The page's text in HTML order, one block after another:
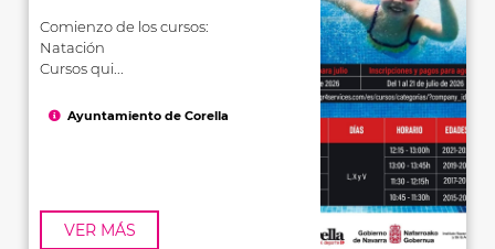
Comienzo de los cursos:
Natación
Cursos qui...
VER MÁS
Ayuntamiento de Corella